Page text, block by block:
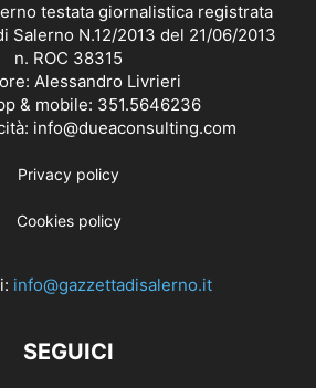
testata giornalistica registrata
Salerno N.12/2013 del 21/06/2013
n. ROC 38315
Alessandro Livrieri
& mobile: 351.5646236
info@dueaconsulting.com
Privacy policy
Cookies policy
info@gazzettadisalerno.it
SEGUICI